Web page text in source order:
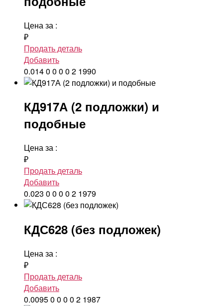
Цена за :
₽
Продать деталь
Добавить
0.0140 0 0 0 2 1990
КД917А (2 подложки) и
подобные
Цена за :
₽
Продать деталь
Добавить
0.023 0 0 0 0 2 1979
КДС628 (без подложек)
Цена за :
₽
Продать деталь
Добавить
0.00950 0 0 0 2 1987